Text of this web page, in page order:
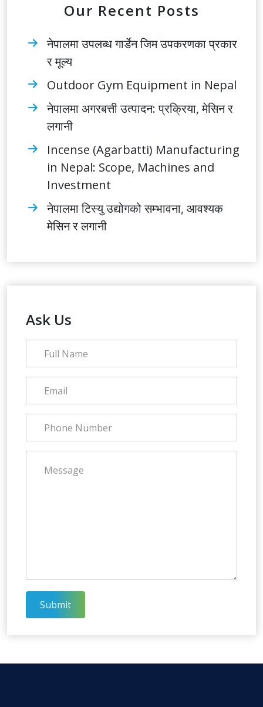
Our Recent Posts
नेपालमा उपलब्ध गार्डेन जिम उपकरणका प्रकार
र मूल्य
Outdoor Gym Equipment in Nepal
नेपालमा अगरबत्ती उत्पादन: प्रक्रिया, मेसिन र
लगानी
Incense (Agarbatti) Manufacturing
in Nepal: Scope, Machines and
Investment
नेपालमा टिस्यु उद्योगको सम्भावना, आवश्यक
मेसिन र लगानी
Ask Us
Submit